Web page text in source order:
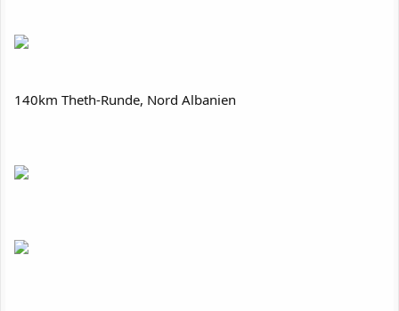
140km Theth-Runde, Nord Albanien